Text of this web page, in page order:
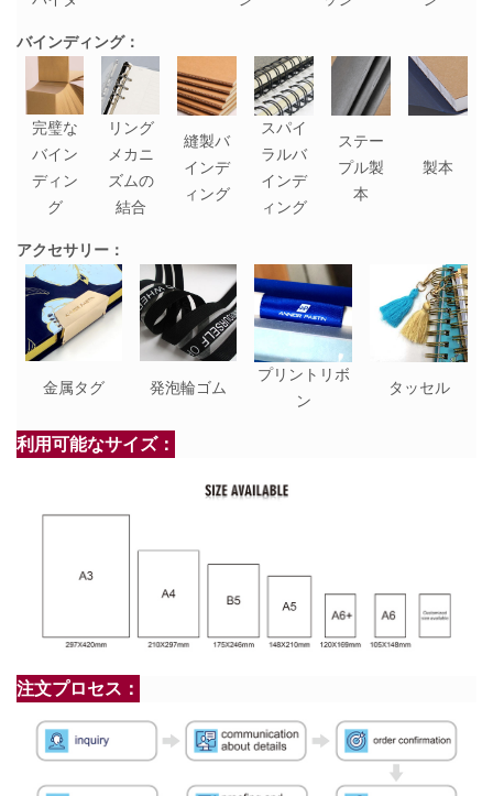
バインディング：
完璧な
バイン
ディン
グ
リング
メカニ
ズムの
結合
縫製バ
インデ
ィング
スパイ
ラルバ
インデ
ィング
ステー
プル製
本
製本
アクセサリー：
金属タグ 発泡輪ゴム
プリントリボ
ン
タッセル
利用可能なサイズ：
注文プロセス：